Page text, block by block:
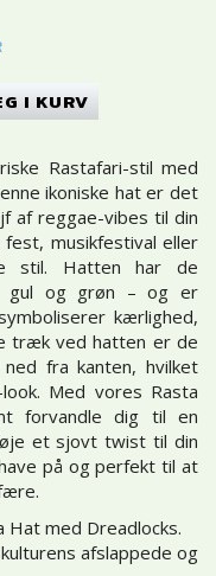
I KURV
Rastafari-stil med
ikoniske hat er det
af reggae-vibes til din
musikfestival eller
stil. Hatten har de
gul og grøn – og er
kærlighed,
træk ved hatten er de
fra kanten, hvilket
Med vores Rasta
forvandle dig til en
et sjovt twist til din
på og perfekt til at
med Dreadlocks.
afslappede og